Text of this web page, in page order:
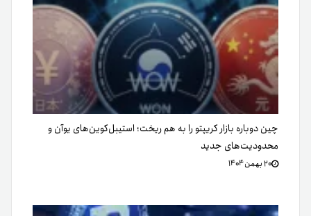
چین دوباره بازار کریپتو را به هم ریخت؛ استیبل‌کوین‌های یوآن و
محدودیت‌های جدید
۲۰ بهمن ۱۴۰۴